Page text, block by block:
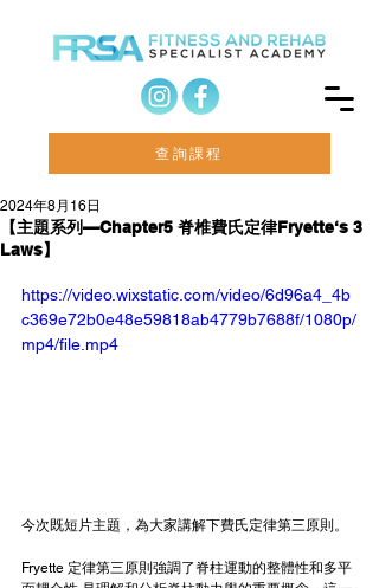
查詢課程
【主題系列—Chapter5 脊椎費氏定律Fryette‘s 3
Laws】
2024年8月16日
https://video.wixstatic.com/video/6d96a4_4b
c369e72b0e48e59818ab4779b7688f/1080p/
mp4/file.mp4
今次既短片主題，為大家講解下費氏定律第三原則。
Fryette 定律第三原則強調了脊柱運動的整體性和多平